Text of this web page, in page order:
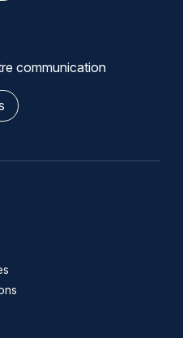
communication